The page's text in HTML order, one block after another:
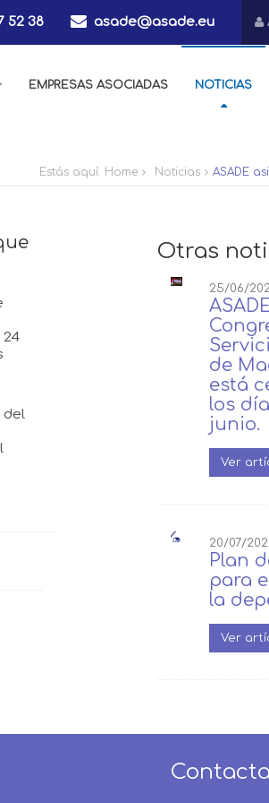
52 38 asade@asade.eu
EMPRESAS ASOCIADAS NOTICIAS
Estás aquí: Home Noticias
24
del
Otras
25/06/
de
está
los
junio.
Ver
20/07/
Plan
para
la
Ver